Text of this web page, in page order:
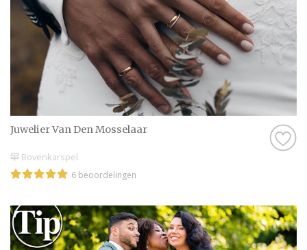
Juwelier Van Den Mosselaar
Bovenkarspel
6 beoordelingen